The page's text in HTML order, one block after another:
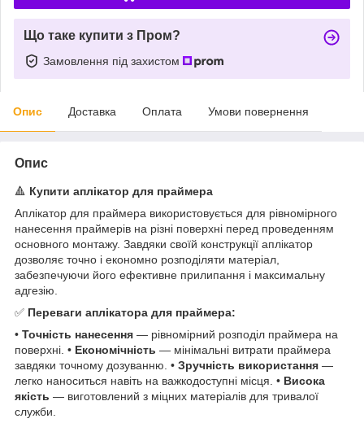
Що таке купити з Пром?
Замовлення під захистом
Опис Доставка Оплата Умови повернення
Опис
🔺 Купити аплікатор для праймера
Аплікатор для праймера використовується для рівномірного
нанесення праймерів на різні поверхні перед проведенням
основного монтажу. Завдяки своїй конструкції аплікатор
дозволяє точно і економно розподіляти матеріал,
забезпечуючи його ефективне прилипання і максимальну
адгезію.
✅ Переваги аплікатора для праймера:
• Точність нанесення — рівномірний розподіл праймера на
поверхні. • Економічність — мінімальні витрати праймера
завдяки точному дозуванню. • Зручність використання —
легко наноситься навіть на важкодоступні місця. • Висока
якість — виготовлений з міцних матеріалів для тривалої
служби.